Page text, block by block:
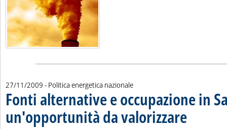
27/11/2009 - Politica energetica nazionale
Fonti alternative e occupazione in
un'opportunità da valorizzare